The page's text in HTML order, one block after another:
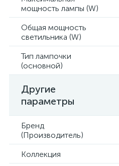
мощность лампы (W)
Общая мощность
светильника (W)
Тип лампочки
(основной)
Другие
параметры
Бренд
(Производитель)
Коллекция